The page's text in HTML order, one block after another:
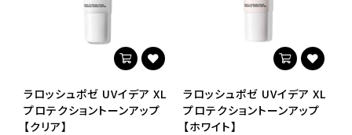
使いにならないでください。
ラロッシュポゼ UVイデア XL
プロテクショントーンアップ
【クリア】
ラロッシュポゼ UVイデア XL
プロテクショントーンアップ
【ホワイト】